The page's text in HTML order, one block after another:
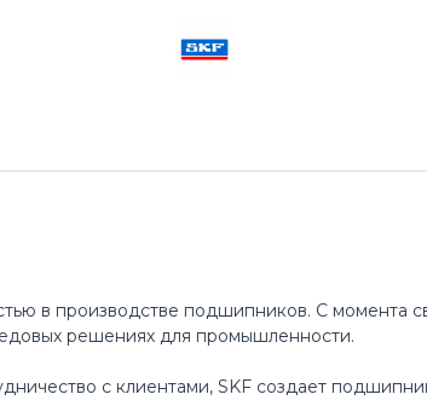
в производстве подшипников. С момента
решениях для промышленности.
с клиентами, SKF создает